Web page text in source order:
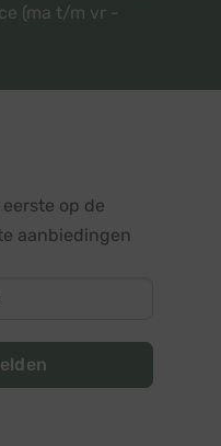
(ma t/m vr -
op de
aanbiedingen